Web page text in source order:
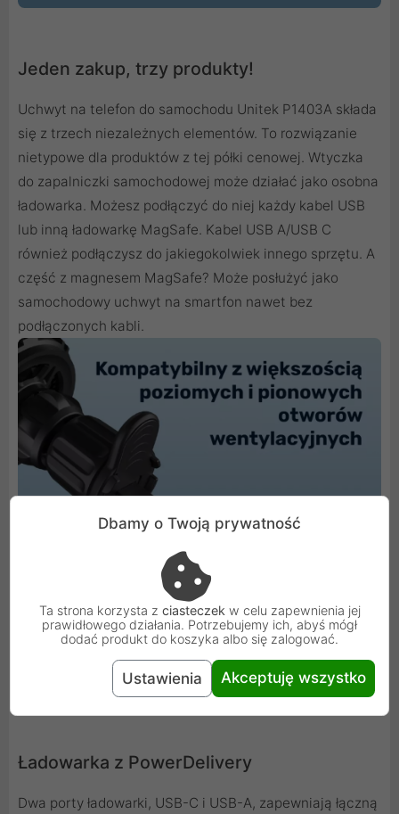
Jeden zakup, trzy produkty!
Uchwyt na telefon do samochodu Unitek P1403A składa
się z trzech niezależnych elementów. To rozwiązanie
nietypowe dla produktów z tej półki cenowej. Wtyczka
do zapalniczki samochodowej może działać jako osobna
ładowarka. Możesz podłączyć do niej każdy kabel USB
lub inną ładowarkę MagSafe. Kabel USB A/USB C
również podłączysz do jakiegokolwiek innego sprzętu. A
część z magnesem MagSafe? Może posłużyć jako
samochodowy uchwyt na smartfon nawet bez
podłączonych kabli.
Ładowarka z PowerDelivery
Dwa porty ładowarki, USB-C i USB-A, zapewniają łączną
Dbamy o Twoją prywatność
Ta strona korzysta z ciasteczek w celu zapewnienia jej
prawidłowego działania. Potrzebujemy ich, abyś mógł
dodać produkt do koszyka albo się zalogować.
Ustawienia Akceptuję wszystko